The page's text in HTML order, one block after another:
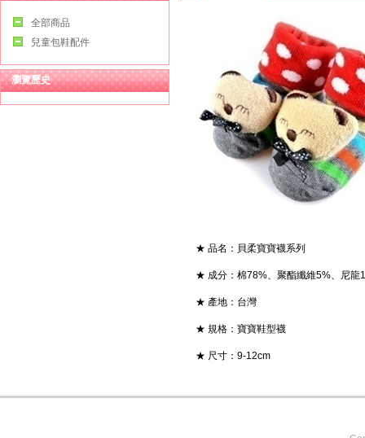
全部商品
兒童包鞋配件
瀏覽歷史
★ 品名：貝柔寶寶襪系列
★ 成分：棉78%、聚酯纖維5%、尼龍
★ 產地：台灣
★ 規格：寶寶鞋型襪
★ 尺寸：9-12cm